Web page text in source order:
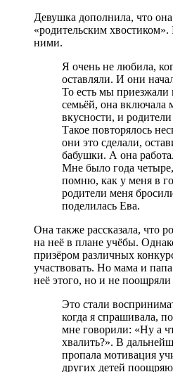
Девушка дополнила, что она
«родительским хвостиком».
ними.
Я очень не любила,
оставляли. И они
То есть мы приезжали
семьёй, она включала
вкусности, и
Такое повторялось
они это сделали,
бабушки. А она
Мне было года
помню, как у меня в
родители меня
поделилась Ева.
Она также рассказала, что
на неё в плане учёбы.
призёром различных
участвовать. Но мама и
неё этого, но и не поощряли
Это стали
когда я спрашивала,
мне говорили: «Ну а
хвалить?». В
пропала мотивация
других детей